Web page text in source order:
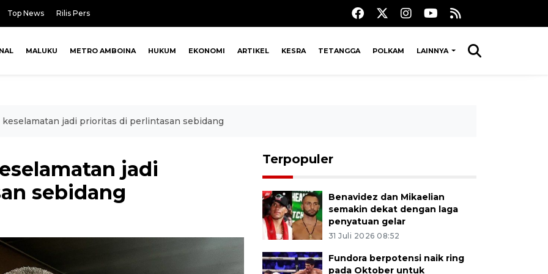
Top News Rilis Pers
MALUKU METRO AMBOINA HUKUM EKONOMI ARTIKEL KESRA TETANGGA POLKAM LAINNYA
jadi prioritas di perlintasan sebidang
jadi
sebidang
Terpopuler
Benavidez dan Mikaelian
semakin dekat dengan laga
penyatuan gelar
31 Juli 2026 08:52
Fundora berpotensi naik ring
pada Oktober untuk